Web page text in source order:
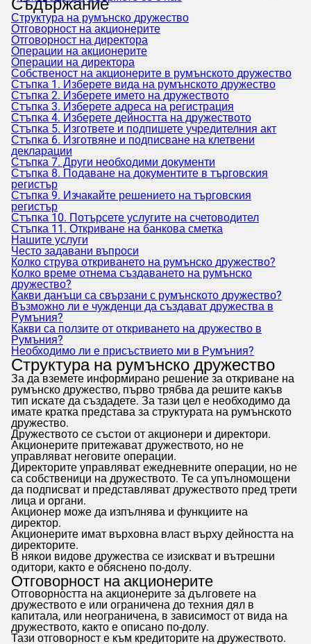
Съдържание
Структура на румънско дружество
Отговорност на акционерите
Отговорност на директора
Операции на акционерите
Операции на директора
Собственост на акционерите в румънското дружество
Стъпка 1. Изберете вида на румънското дружество
Стъпка 2. Изберете името на дружеството
Стъпка 3. Изберете адреса на регистрация
Стъпка 4. Изберете дейността на дружеството
Стъпка 5. Изгответе и подпишете учредителния акт
Стъпка 6. Изготвяне и подписване на клетвени
декларации
Стъпка 7. Други необходими документи
Стъпка 8. Подаване на документите в търговския
регистър
Стъпка 9. Изчакайте решението на търговския
регистър
Стъпка 10. Потърсете услугите на счетоводител
Стъпка 11. Откриване на банкова сметка
Нашите услуги
Често задавани въпроси
Колко струва откриването на румънско дружество?
Колко време отнема създаването на румънско
дружество?
Какви данъци са свързани с румънското дружество?
Възможно ли е чужденци да създават дружества в
Румъния?
Какви са ползите от откриването на дружество в
Румъния?
Необходимо ли е присъствието ми в Румъния?
Структура на румънско дружество
За да вземете информирано решение за откриване на
румънско дружество, първо трябва да решите какъв
тип искате да създадете. За тази цел е необходимо да
имате кратка представа за структурата на румънското
дружество.
Дружеството се състои от акционери и директори.
Акционерите притежават дружеството, но не
управляват неговите операции.
Директорите управляват ежедневните операции, но не
са собственици на дружеството. Те са упълномощени
да подписват и представляват дружеството пред трети
лица и органи.
Акционер може да изпълнява и функциите на
директор.
Акционерите имат върховна власт върху дейността на
директорите.
В някои видове дружества се изискват и вътрешни
одитори, както е обяснено по-долу.
Отговорност на акционерите
Отговорността на акционерите за дълговете на
дружеството е или ограничена до техния дял в
капитала, или неограничена, в зависимост от вида на
дружеството, както е описано по-долу.
Тази отговорност е към кредиторите на дружеството.